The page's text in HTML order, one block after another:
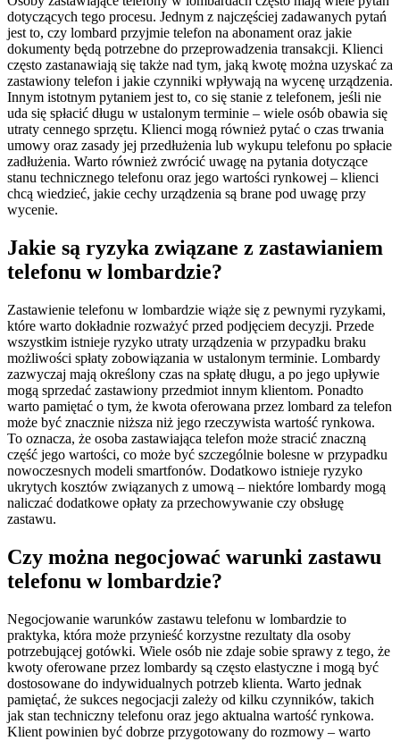
dotyczących tego procesu. Jednym z najczęściej zadawanych pytań
jest to, czy lombard przyjmie telefon na abonament oraz jakie
dokumenty będą potrzebne do przeprowadzenia transakcji. Klienci
często zastanawiają się także nad tym, jaką kwotę można uzyskać za
zastawiony telefon i jakie czynniki wpływają na wycenę urządzenia.
Innym istotnym pytaniem jest to, co się stanie z telefonem, jeśli nie
uda się spłacić długu w ustalonym terminie – wiele osób obawia się
utraty cennego sprzętu. Klienci mogą również pytać o czas trwania
umowy oraz zasady jej przedłużenia lub wykupu telefonu po spłacie
zadłużenia. Warto również zwrócić uwagę na pytania dotyczące
stanu technicznego telefonu oraz jego wartości rynkowej – klienci
chcą wiedzieć, jakie cechy urządzenia są brane pod uwagę przy
wycenie.
Jakie są ryzyka związane z zastawianiem
telefonu w lombardzie?
Zastawienie telefonu w lombardzie wiąże się z pewnymi ryzykami,
które warto dokładnie rozważyć przed podjęciem decyzji. Przede
wszystkim istnieje ryzyko utraty urządzenia w przypadku braku
możliwości spłaty zobowiązania w ustalonym terminie. Lombardy
zazwyczaj mają określony czas na spłatę długu, a po jego upływie
mogą sprzedać zastawiony przedmiot innym klientom. Ponadto
warto pamiętać o tym, że kwota oferowana przez lombard za telefon
może być znacznie niższa niż jego rzeczywista wartość rynkowa.
To oznacza, że osoba zastawiająca telefon może stracić znaczną
część jego wartości, co może być szczególnie bolesne w przypadku
nowoczesnych modeli smartfonów. Dodatkowo istnieje ryzyko
ukrytych kosztów związanych z umową – niektóre lombardy mogą
naliczać dodatkowe opłaty za przechowywanie czy obsługę
zastawu.
Czy można negocjować warunki zastawu
telefonu w lombardzie?
Negocjowanie warunków zastawu telefonu w lombardzie to
praktyka, która może przynieść korzystne rezultaty dla osoby
potrzebującej gotówki. Wiele osób nie zdaje sobie sprawy z tego, że
kwoty oferowane przez lombardy są często elastyczne i mogą być
dostosowane do indywidualnych potrzeb klienta. Warto jednak
pamiętać, że sukces negocjacji zależy od kilku czynników, takich
jak stan techniczny telefonu oraz jego aktualna wartość rynkowa.
Klient powinien być dobrze przygotowany do rozmowy – warto